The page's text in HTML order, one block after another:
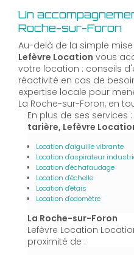
Un
Roche-sur-Foron
Au-delà de la simple
Lefèvre Location vous
votre location : conseils
réactivité en cas de
expertise locale pour
La Roche-sur-Foron, en
En plus de ses services :
tarière, Lefèvre
Location d'aiguille vibrante
Location d'aspirateur
Location d'échafaudage
Location d'échelle
Location d'étais
Location d'odomètre
La Roche-sur-Foron
Lefèvre Location
proximité de :